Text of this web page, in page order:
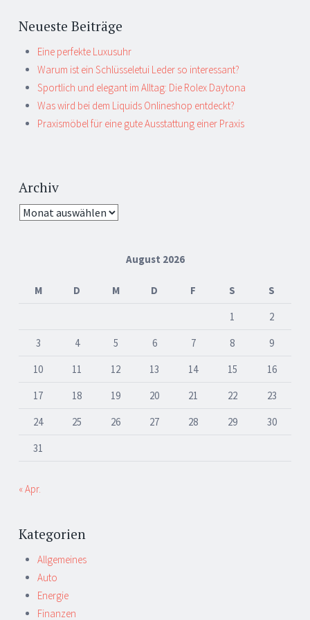
Neueste Beiträge
Eine perfekte Luxusuhr
Warum ist ein Schlüsseletui Leder so interessant?
Sportlich und elegant im Alltag: Die Rolex Daytona
Was wird bei dem Liquids Onlineshop entdeckt?
Praxismöbel für eine gute Ausstattung einer Praxis
Archiv
Archiv
August 2026
M D M D F S
S
1
2
3
4 5 6 7 8
9
10
11 12 13 14 15
16
17
18 19 20 21 22
23
24
25 26 27 28 29
30
31
« Apr.
Kategorien
Allgemeines
Auto
Energie
Finanzen